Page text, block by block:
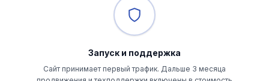
Запуск и поддержка
Сайт принимает первый трафик. Дальше 3 месяца